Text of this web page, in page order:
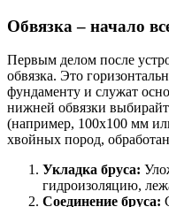
Обвязка – начало
Первым делом после
обвязка. Это
фундаменту и служат
нижней обвязки
(например, 100х100 мм
хвойных пород,
Укладка бруса:
гидроизоляцию,
Соединение бруса: